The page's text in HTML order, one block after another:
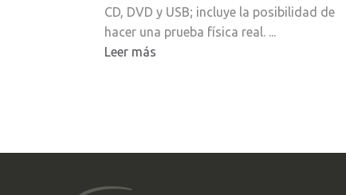
CD, DVD y USB; incluye la posibilidad de
hacer una prueba física real. ...
Leer más